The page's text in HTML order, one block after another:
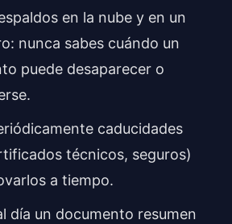
en la nube y en un
nunca sabes cuándo un
puede desaparecer o
caducidades
técnicos, seguros)
a tiempo.
día un documento resumen